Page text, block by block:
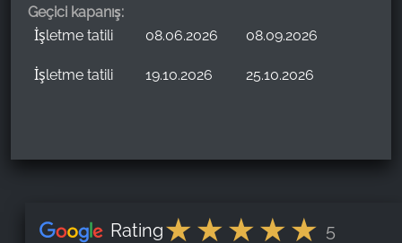
Geçici kapanış:
İşletme tatili
08.06.2026 08.09.2026
İşletme tatili 19.10.2026 25.10.2026
Rating 5